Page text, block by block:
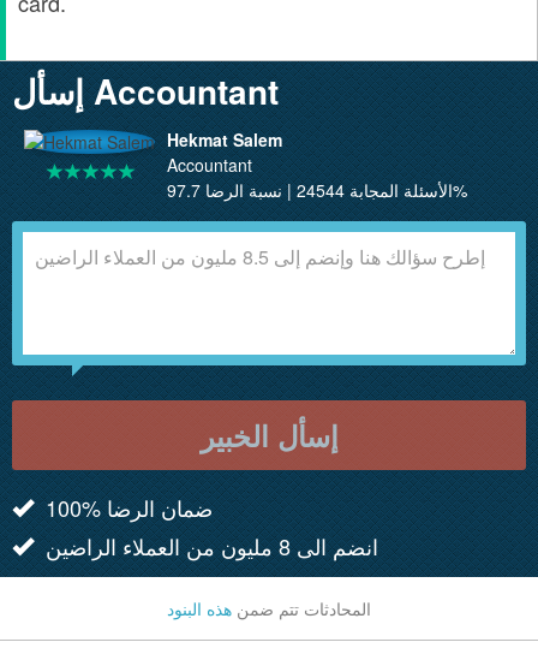
إسأل Accountant
Hekmat Salem
Accountant
الأسئلة المجابة 24544 | نسبة الرضا 97.7%
إسأل الخبير
100% ضمان الرضا
انضم الى 8 مليون من العملاء الراضين
المحادثات تتم ضمن هذه البنود